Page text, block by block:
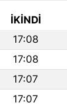
İKINDI
17:08
17:08
17:07
17:07